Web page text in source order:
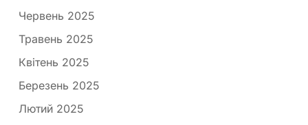
Червень 2025
Травень 2025
Квітень 2025
Березень 2025
Лютий 2025